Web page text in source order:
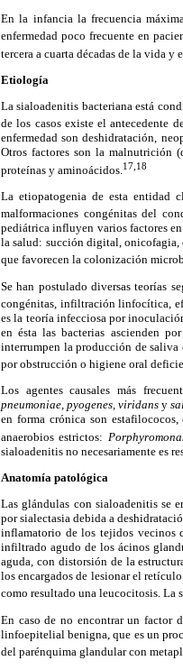
En la infancia la frecuencia
enfermedad poco frecuente en
tercera a cuarta décadas de la vida y
Etiología
La sialoadenitis bacteriana está
de los casos existe el antecedente
enfermedad son deshidratación,
Otros factores son la malnutrición
proteínas y aminoácidos. 17,18
La etiopatogenia de esta entidad
malformaciones congénitas del
pediátrica influyen varios factores
la salud: succión digital,
que favorecen la colonización
Se han postulado diversas teorías
congénitas, infiltración linfocítica,
es la teoría infecciosa por
en ésta las bacterias ascienden
interrumpen la producción de
por obstrucción o higiene oral
Los agentes causales más
pneumoniae, pyogenes, viridans y
en forma crónica son
anaerobios estrictos:
sialoadenitis no necesariamente es
Anatomía patológica
Las glándulas con sialoadenitis se
por sialectasia debida a
inflamatorio de los tejidos vecinos
infiltrado agudo de los ácinos
aguda, con distorsión de la
los encargados de lesionar el
como resultado una leucocitosis. La
En caso de no encontrar un factor
linfoepitelial benigna, que es un
del parénquima glandular con